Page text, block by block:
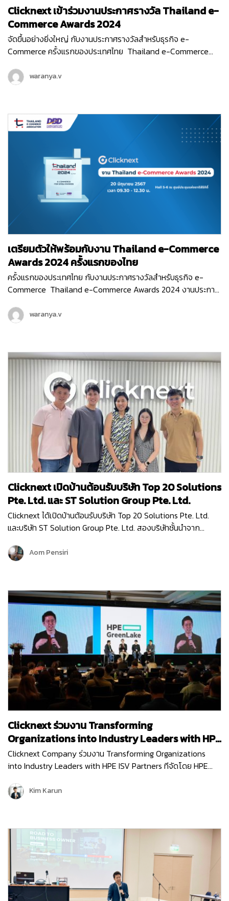
Clicknext เข้าร่วมงานประกาศรางวัล Thailand e-
Commerce Awards 2024
จัดขึ้นอย่างยิ่งใหญ่ กับงานประกาศรางวัลสำหรับธุรกิจ e-
Commerce ครั้งแรกของประเทศไทย Thailand e-Commerce
5-6 ชั้น LG ศูนย์ประชุมแห่งชาติสิริกิติ์ เริ่มต้นงานด้วยกิจกรรม
เสวนา…
waranya.v
เตรียมตัวให้พร้อมกับงาน Thailand e-Commerce
Awards 2024 ครั้งแรกของไทย
ครั้งแรกของประเทศไทย กับงานประกาศรางวัลสำหรับธุรกิจ e-
Commerce Thailand e-Commerce Awards 2024 งานประกาศ
ยอดเยี่ยม ที่ช่วยสนับสนุนอีคอมเมิร์ซไทยให้เติบโต ขับเคลื่อนธุรกิจ
ออนไลน์ให้ก้าวไปในอนาคตได้อย่างเต็มประสิทธิภาพ ซึ่งงานนี้จัดขึ้น
Commerce Association) และ Clicknext ก็ร่วมเป็นพาร์ทเนอร์
สนับสนุน และร่วมเป็นกรรมการตัดสินรางวัลในงานอันทรงเกียรติ
ครั้งแรกของประเทศไทยด้วย…
waranya.v
Clicknext เปิดบ้านต้อนรับบริษัท Top 20 Solutions
Pte. Ltd. และ ST Solution Group Pte. Ltd.
Clicknext ได้เปิดบ้านต้อนรับบริษัท Top 20 Solutions Pte. Ltd.
และบริษัท ST Solution Group Pte. Ltd. สองบริษัทชั้นนำจาก
เยี่ยมครั้งนี้ก็เพื่อมาพูดคุยแลกเปลี่ยนข้อมูล…
Aom Pensiri
Clicknext ร่วมงาน Transforming
Organizations into Industry Leaders with HPE
ISV Partners
Clicknext Company ร่วมงาน Transforming Organizations
into Industry Leaders with HPE ISV Partners ทีจัดโดย HPE
อัปเดตนวัตกรรมใหม่ๆ การนำเทคโนโลยีด้าน…
Kim Karun